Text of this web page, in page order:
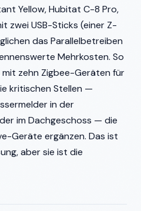
Yellow, Hubitat C-8 Pro,
zwei USB-Sticks (einer Z-
das Parallelbetreiben
Mehrkosten. So
zehn Zigbee-Geräten für
kritischen Stellen —
in der
im Dachgeschoss — die
Geräte ergänzen. Das ist
aber sie ist die